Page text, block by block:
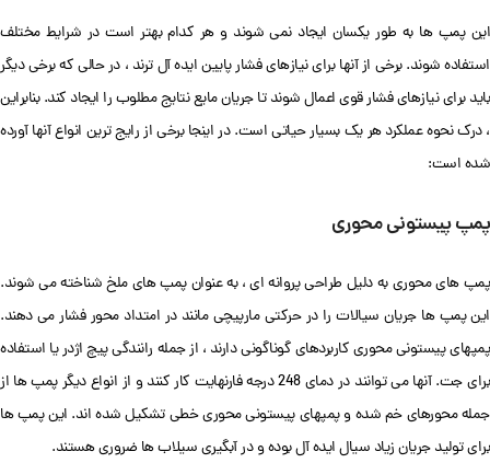
این پمپ ها به طور یکسان ایجاد نمی شوند و هر کدام بهتر است در شرایط مختلف
استفاده شوند. برخی از آنها برای نیازهای فشار پایین ایده آل ترند ، در حالی که برخی دیگر
باید برای نیازهای فشار قوی اعمال شوند تا جریان مایع نتایج مطلوب را ایجاد کند. بنابراین
، درک نحوه عملکرد هر یک بسیار حیاتی است. در اینجا برخی از رایج ترین انواع آنها آورده
شده است:
پمپ پیستونی محوری
پمپ های محوری به دلیل طراحی پروانه ای ، به عنوان پمپ های ملخ شناخته می شوند.
این پمپ ها جریان سیالات را در حرکتی مارپیچی مانند در امتداد محور فشار می دهند.
پمپهای پیستونی محوری کاربردهای گوناگونی دارند ، از جمله رانندگی پیچ اژدر یا استفاده
برای جت. آنها می توانند در دمای 248 درجه فارنهایت کار کنند و از انواع دیگر پمپ ها از
جمله محورهای خم شده و پمپهای پیستونی محوری خطی تشکیل شده اند. این پمپ ها
برای تولید جریان زیاد سیال ایده آل بوده و در آبگیری سیلاب ها ضروری هستند.